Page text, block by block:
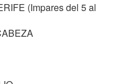
(Impares del 5 al